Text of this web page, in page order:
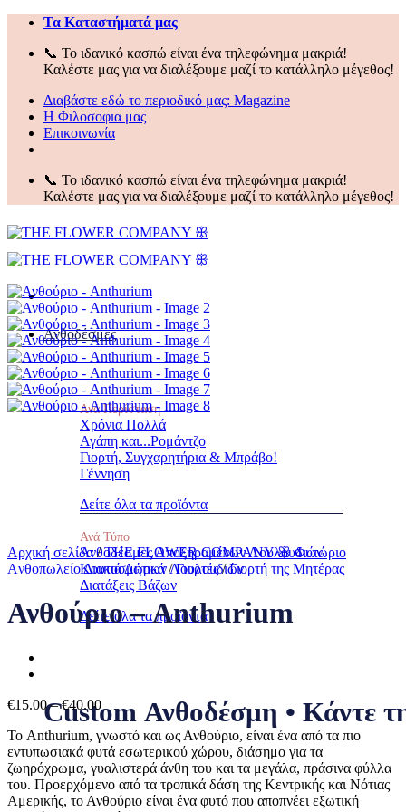
Μετάβαση
περιεχόμενο
Τα Kαταστήματά μας
📞 Το ιδανικό κασπώ είναι ένα τηλεφώνημα μακριά!
Καλέστε μας για να διαλέξουμε μαζί το κατάλληλο μέγεθος!
Διαβάστε εδώ το περιοδικό μας: Magazine
Η Φιλοσοφια μας
Επικοινωνία
📞 Το ιδανικό κασπώ είναι ένα τηλεφώνημα μακριά!
Καλέστε μας για να διαλέξουμε μαζί το κατάλληλο μέγεθος!
Ανθοδέσμες
Ανά Περίσταση
Χρόνια Πολλά
Αγάπη και...Ρομάντζο
Γιορτή, Συγχαρητήρια & Μπράβο!
Γέννηση
Δείτε όλα τα προϊόντα
Ανά Τύπο
Ανθοδέσμες Αποξηραμένων Λουλουδιών
Κουτιά Δώρων Λουλουδιών
Διατάξεις Βάζων
Δείτε όλα τα προϊόντα
Custom Ανθοδέσμη • Κάντε
Αρχική σελίδα / THE FLOWER COMPANY ꕥ Φυτώριο
Aνθοπωλείο Διακοσμητικά / Γιορτές / Γιορτή της Μητέρας
Ανθούριο – Anthurium
€15.00 – €40.00Price
range:
€15.00
through
€40.00
Το Anthurium, γνωστό και ως Ανθούριο, είναι ένα από τα πιο
εντυπωσιακά φυτά εσωτερικού χώρου, διάσημο για τα
ζωηρόχρωμα, γυαλιστερά άνθη του και τα μεγάλα, πράσινα φύλλα
του. Προερχόμενο από τα τροπικά δάση της Κεντρικής και Νότιας
Αμερικής, το Ανθούριο είναι ένα φυτό που αποπνέει εξωτική